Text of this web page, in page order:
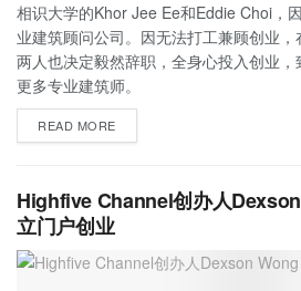
相识大学的Khor Jee Ee和Eddie Choi，
业建筑顾问公司。因无法打工兼顾创业，
两人也决定毅然辞职，全身心投入创业
更多专业建筑师。
READ MORE
Highfive Channel创办人
立门户创业